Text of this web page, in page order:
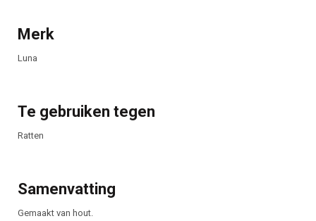
Merk
Luna
Te gebruiken tegen
Ratten
Samenvatting
Gemaakt van hout.